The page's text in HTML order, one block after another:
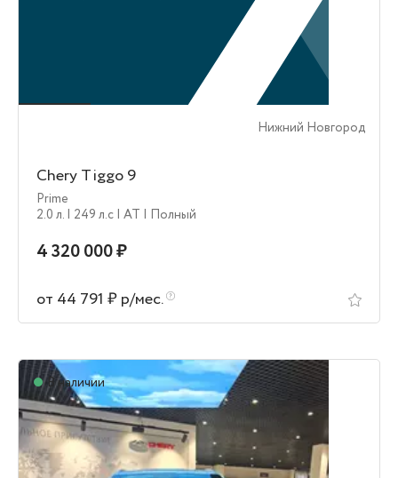
Нижний Новгород
Chery Tiggo 9
Prime
2.0 л. | 249 л.c | AT | Полный
4 320 000 ₽
от 44 791 ₽ р/мес.
В наличии